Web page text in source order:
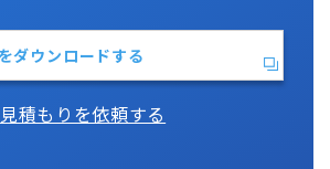
ダウンロードする
見積もりを依頼する